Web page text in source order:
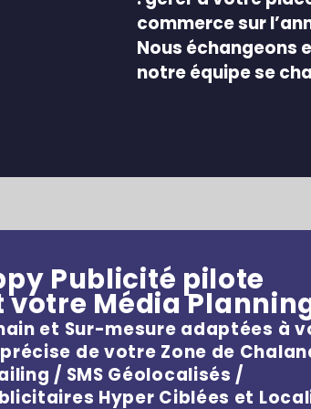
commerce sur
Nous échangeons
notre équipe se
Publicité pilote
Média
et Sur-mesure adaptées à
de votre Zone de
/ SMS Géolocalisés /
Hyper Ciblées et